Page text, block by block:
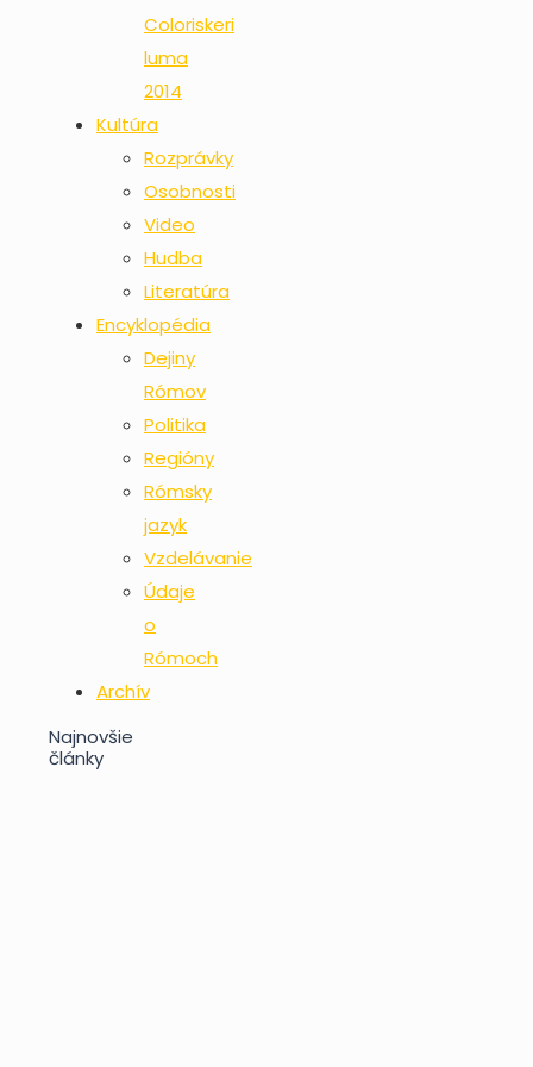
Coloriskeri
luma
2014
Kultúra
Rozprávky
Osobnosti
Video
Hudba
Literatúra
Encyklopédia
Dejiny
Rómov
Politika
Regióny
Rómsky
jazyk
Vzdelávanie
Údaje
o
Rómoch
Archív
Najnovšie
články